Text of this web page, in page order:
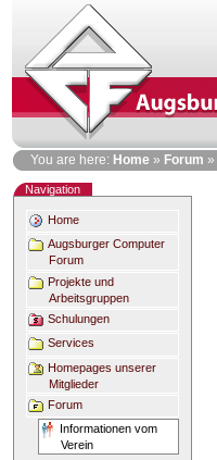
Personal
tools
You are here: Home » Forum »
Navigation
Home
Augsburger Computer
Forum
Projekte und
Arbeitsgruppen
Schulungen
Services
Homepages unserer
Mitglieder
Forum
Informationen vom
Verein